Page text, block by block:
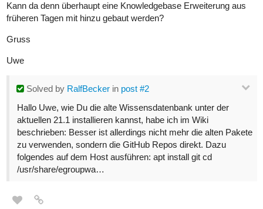
Kann da denn überhaupt eine Knowledgebase Erweiterung aus
früheren Tagen mit hinzu gebaut werden?
Gruss
Uwe
Solved by RalfBecker in post #2
Hallo Uwe, wie Du die alte Wissensdatenbank unter der
aktuellen 21.1 installieren kannst, habe ich im Wiki
beschrieben: Besser ist allerdings nicht mehr die alten Pakete
zu verwenden, sondern die GitHub Repos direkt. Dazu
folgendes auf dem Host ausführen: apt install git cd
/usr/share/egroupwa…